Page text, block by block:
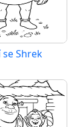
Shrek